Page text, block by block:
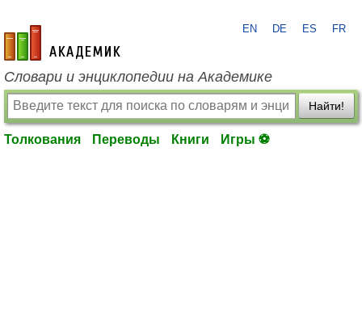
academic.ru
EN DE ES FR
Словари и энциклопедии на Академике
Найти!
Толкования Переводы Книги Игры ⚽